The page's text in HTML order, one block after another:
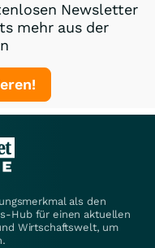
Newsletter
mehr aus der
als den
Hub für einen aktuellen
Wirtschaftswelt, um